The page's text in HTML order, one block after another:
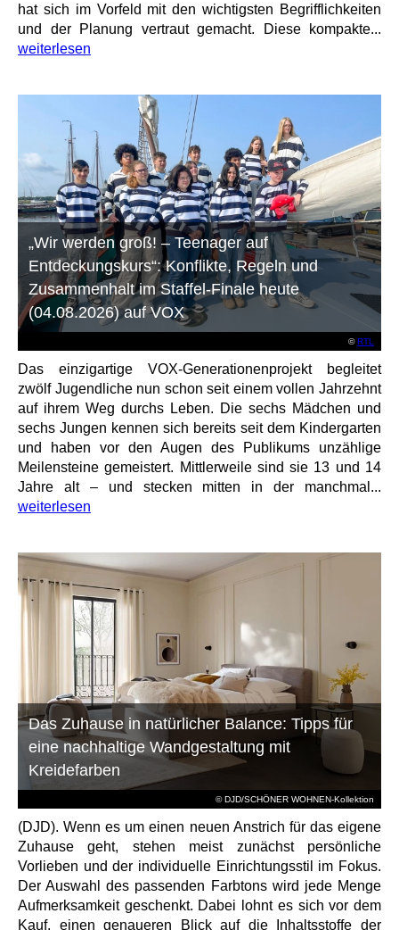
hat sich im Vorfeld mit den wichtigsten Begrifflichkeiten
und der Planung vertraut gemacht. Diese kompakte...
weiterlesen
©RTL
„Wir werden groß! – Teenager auf
Entdeckungskurs“: Konflikte, Regeln und
Zusammenhalt im Staffel-Finale heute
(04.08.2026) auf VOX
Das einzigartige VOX-Generationenprojekt begleitet
zwölf Jugendliche nun schon seit einem vollen Jahrzehnt
auf ihrem Weg durchs Leben. Die sechs Mädchen und
sechs Jungen kennen sich bereits seit dem Kindergarten
und haben vor den Augen des Publikums unzählige
Meilensteine gemeistert. Mittlerweile sind sie 13 und 14
Jahre alt – und stecken mitten in der manchmal...
weiterlesen
© DJD/SCHÖNER WOHNEN-Kollektion
Das Zuhause in natürlicher Balance: Tipps für
eine nachhaltige Wandgestaltung mit
Kreidefarben
(DJD). Wenn es um einen neuen Anstrich für das eigene
Zuhause geht, stehen meist zunächst persönliche
Vorlieben und der individuelle Einrichtungsstil im Fokus.
Der Auswahl des passenden Farbtons wird jede Menge
Aufmerksamkeit geschenkt. Dabei lohnt es sich vor dem
Kauf, einen genaueren Blick auf die Inhaltsstoffe der